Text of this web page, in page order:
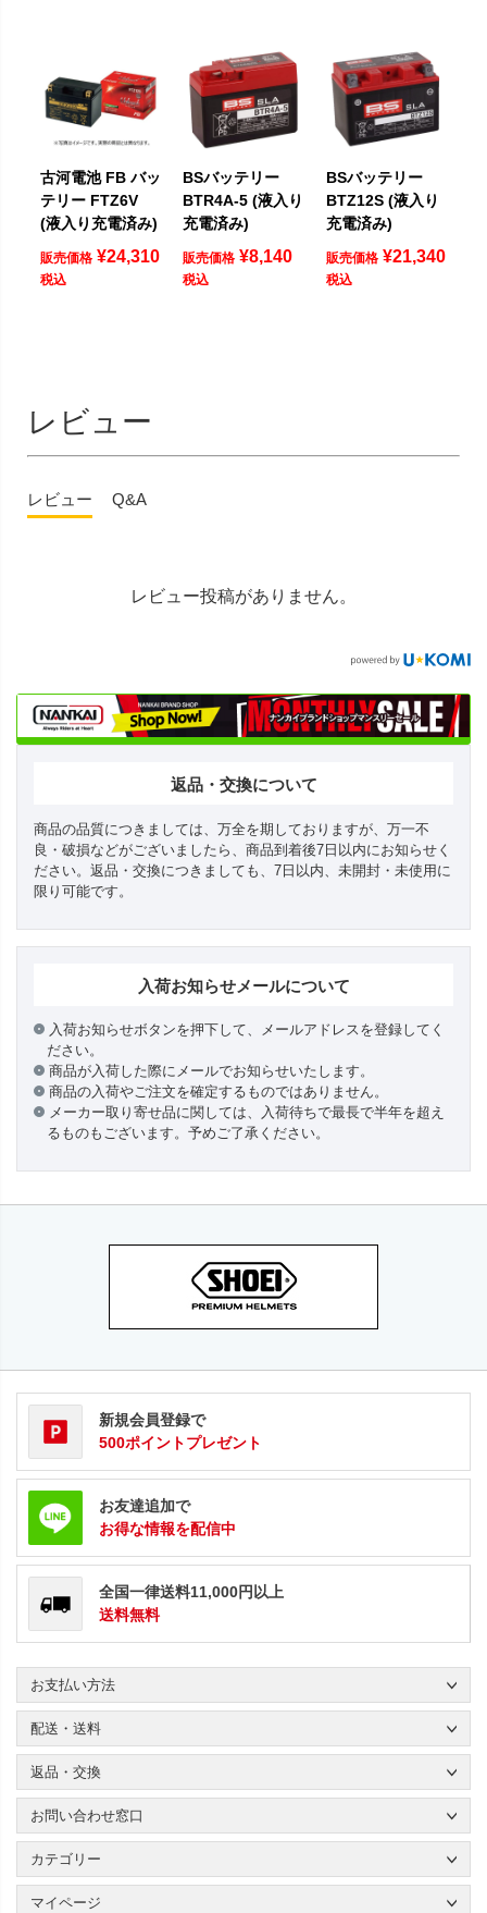
古河電池 FB バッ
テリー FTZ6V
(液入り充電済み)
販売価格 ¥24,310
税込
BSバッテリー
BTR4A-5 (液入り
充電済み)
販売価格 ¥8,140
税込
BSバッテリー
BTZ12S (液入り
充電済み)
販売価格 ¥21,340
税込
レビュー
レビュー Q&A
レビュー投稿がありません。
返品・交換について
商品の品質につきましては、万全を期しておりますが、万一不
良・破損などがございましたら、商品到着後7日以内にお知らせく
ださい。返品・交換につきましても、7日以内、未開封・未使用に
限り可能です。
入荷お知らせメールについて
入荷お知らせボタンを押下して、メールアドレスを登録してく
ださい。
商品が入荷した際にメールでお知らせいたします。
商品の入荷やご注文を確定するものではありません。
メーカー取り寄せ品に関しては、入荷待ちで最長で半年を超え
るものもございます。予めご了承ください。
新規会員登録で
500ポイントプレゼント
お友達追加で
お得な情報を配信中
全国一律送料11,000円以上
送料無料
お支払い方法
配送・送料
返品・交換
お問い合わせ窓口
カテゴリー
マイページ